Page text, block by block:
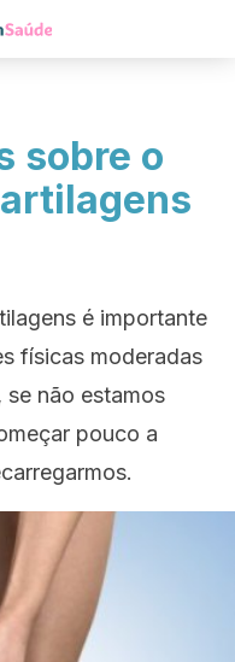
sobre o
é importante
físicas moderadas
se não estamos
pouco a